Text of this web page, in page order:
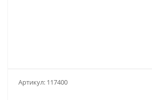
Артикул: 117400